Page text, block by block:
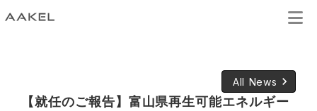
All News keyboard_arrow_right
【就任のご報告】富山県再生可能エネルギー